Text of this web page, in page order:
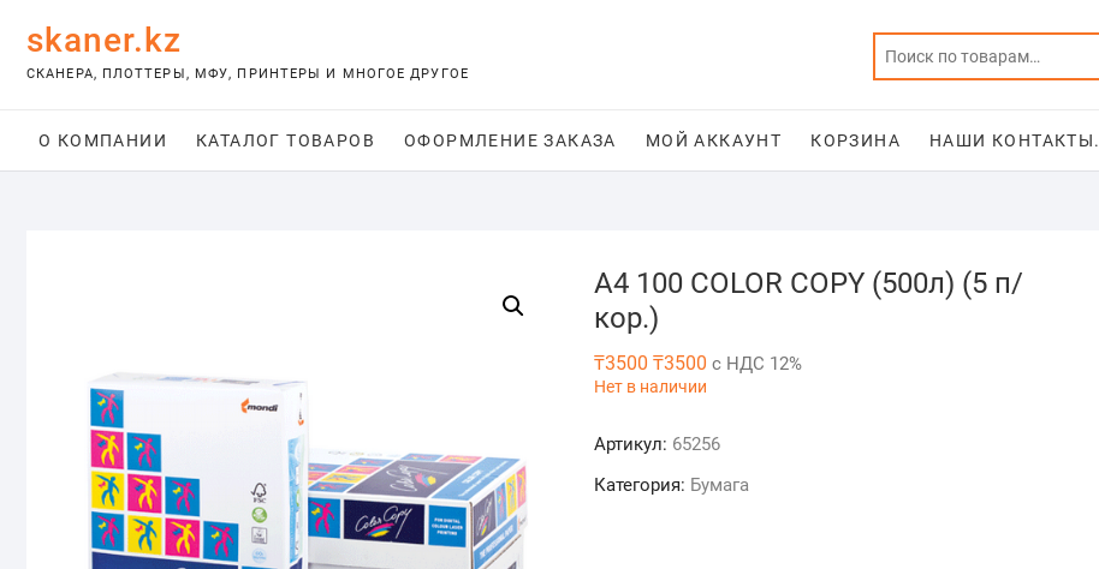
content
skaner.kz
СКАНЕРА, ПЛОТТЕРЫ, МФУ, ПРИНТЕРЫ И МНОГОЕ ДРУГОЕ
О КОМПАНИИ КАТАЛОГ ТОВАРОВ ОФОРМЛЕНИЕ ЗАКАЗА МОЙ АККАУНТ КОРЗИНА НАШИ КОНТАКТЫ.
A4 100 COLOR COPY (500л) (5 п/
кор.)
₸3500 ₸3500 с НДС 12%
Нет в наличии
Артикул: 65256
Категория: Бумага